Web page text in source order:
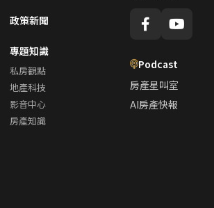
政策新聞
專題知識
私房觀點
地產科技
影音中心
房產知識
Podcast
房產星叫室
AI房產快報